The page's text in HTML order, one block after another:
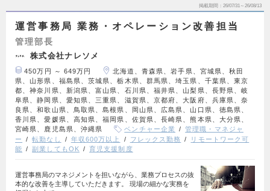
掲載期間 26/07/31～26/08/13
運営事務局 業務・オペレーション改善担当
管理部長
株式会社ナレソメ
450万円 ～ 649万円
北海道、青森県、岩手県、宮城県、秋田
県、山形県、福島県、茨城県、栃木県、群馬県、埼玉県、千葉県、東京
都、神奈川県、新潟県、富山県、石川県、福井県、山梨県、長野県、岐
阜県、静岡県、愛知県、三重県、滋賀県、京都府、大阪府、兵庫県、奈
良県、和歌山県、鳥取県、島根県、岡山県、広島県、山口県、徳島県、
香川県、愛媛県、高知県、福岡県、佐賀県、長崎県、熊本県、大分県、
宮崎県、鹿児島県、沖縄県
ベンチャー企業
管理職・マネジャ
ー
転勤なし 年収600万以上 フレックス勤務
リモートワーク可
能
副業してもOK 育児支援制度
運営事務局のマネジメントを担いながら、業務プロセスの抜
本的な改善を主導していただきます。 現場の細かな実務を